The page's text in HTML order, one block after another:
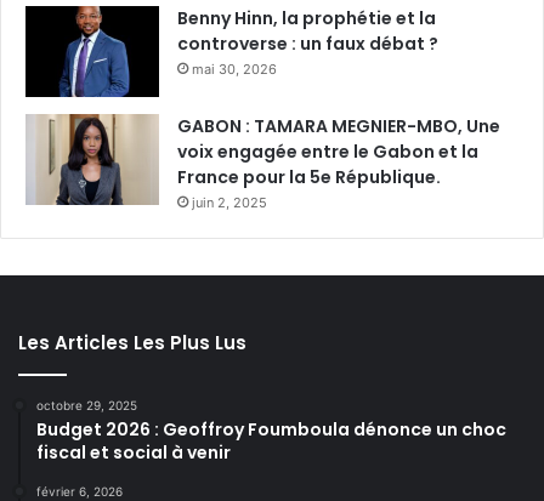
Benny Hinn, la prophétie et la
controverse : un faux débat ?
mai 30, 2026
GABON : TAMARA MEGNIER-MBO, Une
voix engagée entre le Gabon et la
France pour la 5e République.
juin 2, 2025
Les Articles Les Plus Lus
octobre 29, 2025
Budget 2026 : Geoffroy Foumboula dénonce un choc
fiscal et social à venir
février 6, 2026